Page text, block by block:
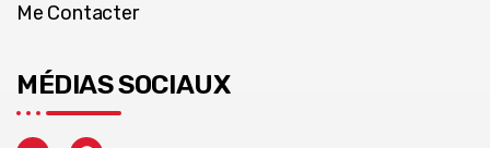
Me Contacter
MÉDIAS SOCIAUX